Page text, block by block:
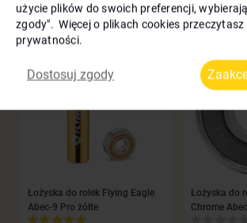
Często kupowane razem
Łożyska do rolek Flying Eagle
Abec-9 Pro żółte
Łożyska do
Chrome
użycie plików do swoich preferencji,
zgody". Więcej o plikach cookies
prywatności.
Dostosuj zgody